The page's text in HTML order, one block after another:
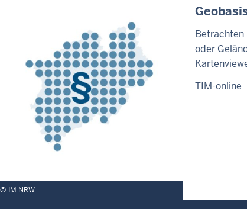
IM NRW
oder
TIM-online